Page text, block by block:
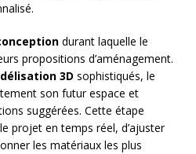
durant laquelle le
propositions d’aménagement.
3D sophistiqués, le
son futur espace et
suggérées. Cette étape
projet en temps réel, d’ajuster
les matériaux les plus